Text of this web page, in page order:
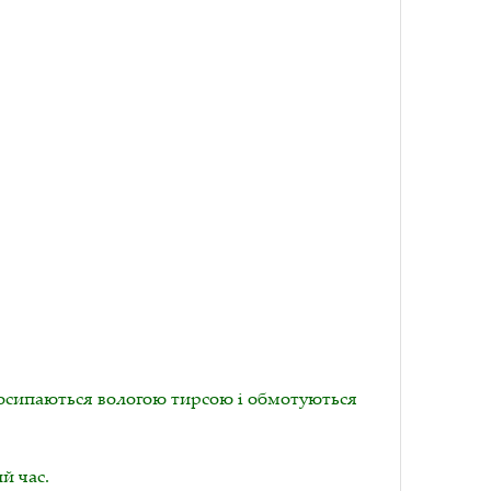
вологою тирсою і обмотуються
час.